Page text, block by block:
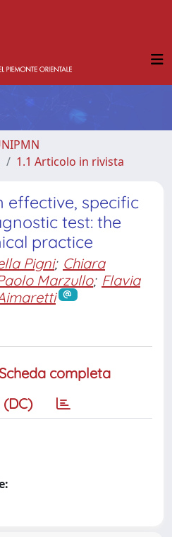
1.1 Articolo in rivista
effective, specific
test: the
practice
Pigni; Chiara
Marzullo; Flavia
completa